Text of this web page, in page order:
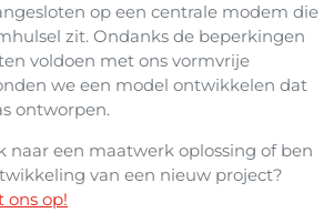
op een centrale modem die
zit. Ondanks de beperkingen
voldoen met ons vormvrije
we een model ontwikkelen dat
ontworpen.
naar een maatwerk oplossing of ben
van een nieuw project?
ons op!